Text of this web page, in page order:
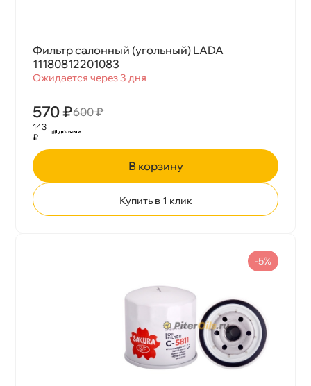
Фильтр салонный (угольный) LADA
11180812201083
Ожидается через 3 дня
570 ₽600 ₽
143
₽
корзину
Купить в 1 клик
-5%